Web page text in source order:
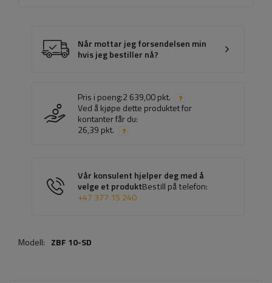
Når mottar jeg forsendelsen min
hvis jeg bestiller nå?
Pris i poeng:2 639,00 pkt.
Ved å kjøpe dette produktet for
kontanter får du:
26,39 pkt.
Vår konsulent hjelper deg med å
velge et produktBestill på telefon:
+47 377 15 240
Modell: ZBF 10-SD